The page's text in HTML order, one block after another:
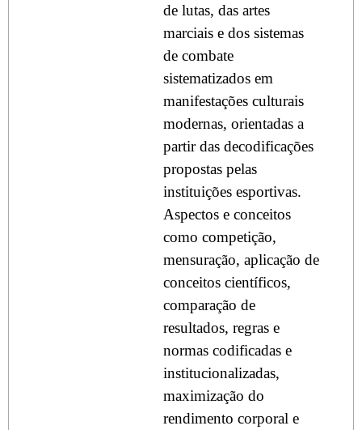
de lutas, das artes
marciais e dos sistemas
de combate
sistematizados em
manifestações culturais
modernas, orientadas a
partir das decodificações
propostas pelas
instituições esportivas.
Aspectos e conceitos
como competição,
mensuração, aplicação de
conceitos científicos,
comparação de
resultados, regras e
normas codificadas e
institucionalizadas,
maximização do
rendimento corporal e